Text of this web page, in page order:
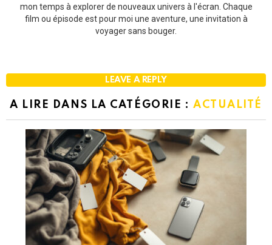
mon temps à explorer de nouveaux univers à l'écran. Chaque
film ou épisode est pour moi une aventure, une invitation à
voyager sans bouger.
LEAVE A REPLY
A LIRE DANS LA CATÉGORIE : ACTUALITÉ